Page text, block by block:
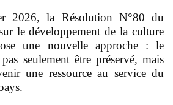
2026, la Résolution N°80 du
le développement de la culture
une nouvelle approche : le
seulement être préservé, mais
une ressource au service du